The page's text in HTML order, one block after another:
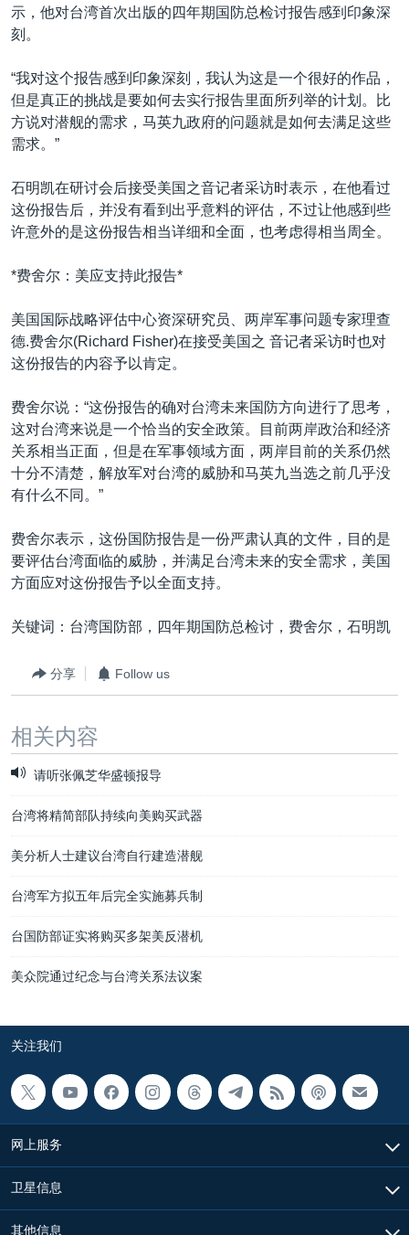
示，他对台湾首次出版的四年期国防总检讨报告感到印象深
刻。
“我对这个报告感到印象深刻，我认为这是一个很好的作品，
但是真正的挑战是要如何去实行报告里面所列举的计划。比
方说对潜舰的需求，马英九政府的问题就是如何去满足这些
需求。”
石明凯在研讨会后接受美国之音记者采访时表示，在他看过
这份报告后，并没有看到出乎意料的评估，不过让他感到些
许意外的是这份报告相当详细和全面，也考虑得相当周全。
*费舍尔：美应支持此报告*
美国国际战略评估中心资深研究员、两岸军事问题专家理查
德.费舍尔(Richard Fisher)在接受美国之 音记者采访时也对
这份报告的内容予以肯定。
费舍尔说：“这份报告的确对台湾未来国防方向进行了思考，
这对台湾来说是一个恰当的安全政策。目前两岸政治和经济
关系相当正面，但是在军事领域方面，两岸目前的关系仍然
十分不清楚，解放军对台湾的威胁和马英九当选之前几乎没
有什么不同。”
费舍尔表示，这份国防报告是一份严肃认真的文件，目的是
要评估台湾面临的威胁，并满足台湾未来的安全需求，美国
方面应对这份报告予以全面支持。
关键词：台湾国防部，四年期国防总检讨，费舍尔，石明凯
分享 Follow us
相关内容
请听张佩芝华盛顿报导
台湾将精简部队持续向美购买武器
美分析人士建议台湾自行建造潜舰
台湾军方拟五年后完全实施募兵制
台国防部证实将购买多架美反潜机
美众院通过纪念与台湾关系法议案
关注我们
网上服务
卫星信息
其他信息